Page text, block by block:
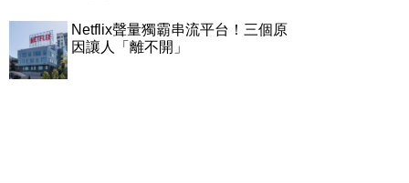
Netflix聲量獨霸串流平台！三個原
因讓人「離不開」